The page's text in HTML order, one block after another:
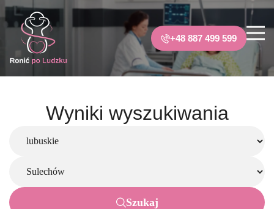
+48 887 499 599
Wyniki wyszukiwania
Szukaj